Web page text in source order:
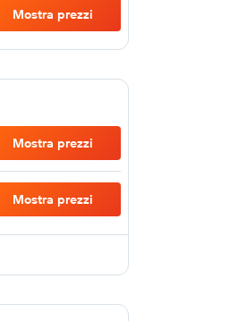
Mostra prezzi
Mostra prezzi
Mostra prezzi